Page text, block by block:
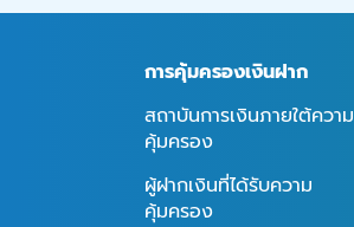
การคุ้มครองเงินฝาก
สถาบันการเงินภายใต้ความ
คุ้มครอง
ผู้ฝากเงินที่ได้รับความ
คุ้มครอง